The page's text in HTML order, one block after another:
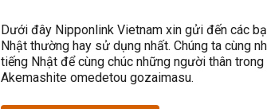
Dưới đây Nipponlink Vietnam xin gửi đến các
Nhật thường hay sử dụng nhất. Chúng ta cùng
tiếng Nhật để cùng chúc những người thân
Akemashite omedetou gozaimasu.